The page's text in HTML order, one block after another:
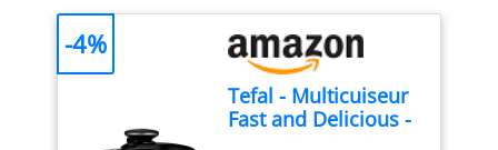
bien plus encore à
retrouver sur
l’application gratuite
MyMoulinex LAISSEZ-
Tefal - Multicuiseur
Fast and Delicious -
-4%